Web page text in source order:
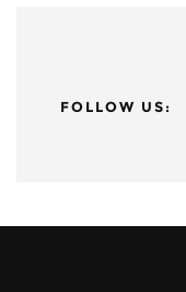
FOLLOW US: